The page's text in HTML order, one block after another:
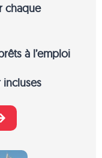
chaque
à l’emploi
incluses